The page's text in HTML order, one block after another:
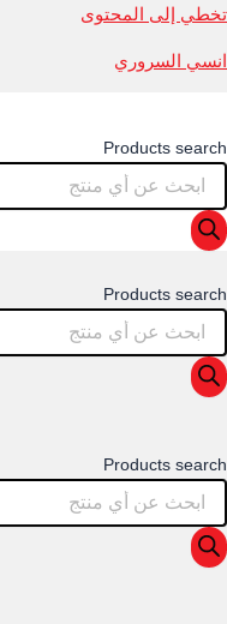
تخطي إلى المحتوى
انسي السروري
Products search
Products search
Products search